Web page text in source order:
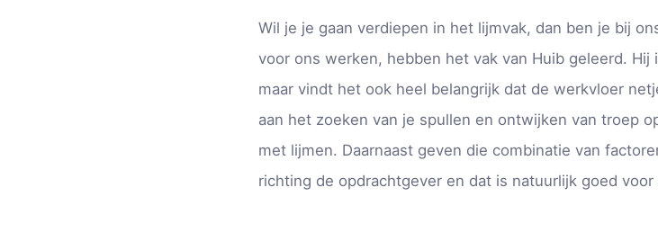
Wil je je gaan verdiepen in het lijmvak, dan ben je bij
voor ons werken, hebben het vak van Huib geleerd.
maar vindt het ook heel belangrijk dat de werkvloer
aan het zoeken van je spullen en ontwijken van troep
met lijmen. Daarnaast geven die combinatie van
richting de opdrachtgever en dat is natuurlijk goed